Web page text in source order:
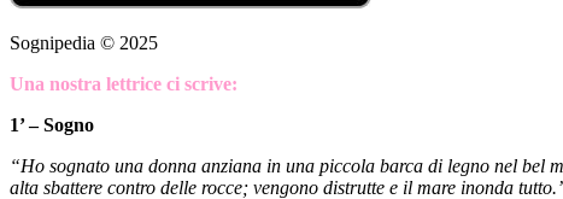
Sognipedia © 2025
Una nostra lettrice ci scrive:
1’ – Sogno
“Ho sognato una donna anziana in una piccola barca di legno nel bel
alta sbattere contro delle rocce; vengono distrutte e il mare inonda